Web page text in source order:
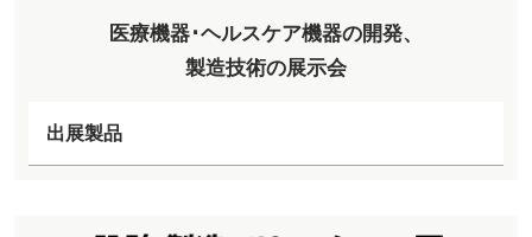
医療機器･ヘルスケア機器の開発、
製造技術の展示会
出展製品